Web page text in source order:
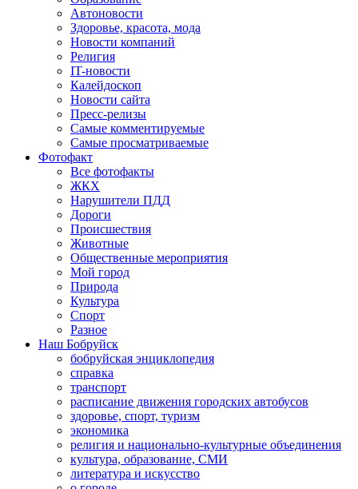
Автоновости
Здоровье, красота, мода
Новости компаний
Религия
IT-новости
Калейдоскоп
Новости сайта
Пресс-релизы
Самые комментируемые
Самые просматриваемые
Фотофакт
Все фотофакты
ЖКХ
Нарушители ПДД
Дороги
Происшествия
Животные
Общественные мероприятия
Мой город
Природа
Культура
Спорт
Разное
Наш Бобруйск
бобруйская энциклопедия
справка
транспорт
расписание движения городских автобусов
здоровье, спорт, туризм
экономика
религия и национально-культурные объединения
культура, образование, СМИ
литература и искусство